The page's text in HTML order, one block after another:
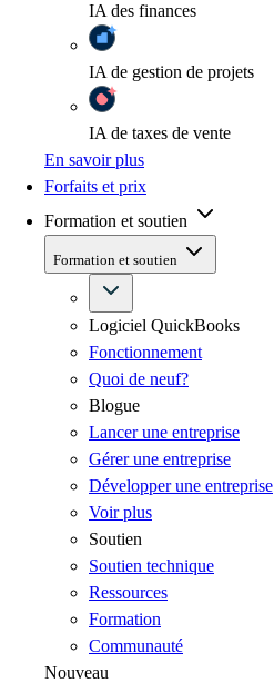
IA des finances
IA de gestion de projets
IA de taxes de vente
En savoir plus
Forfaits et prix
Formation et soutien
Formation et soutien
Logiciel QuickBooks
Fonctionnement
Quoi de neuf?
Blogue
Lancer une entreprise
Gérer une entreprise
Développer une entreprise
Voir plus
Soutien
Soutien technique
Ressources
Formation
Communauté
Nouveau